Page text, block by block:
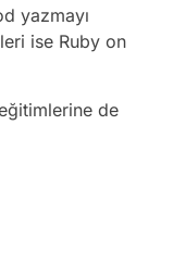
yazmayı
ise Ruby on
de